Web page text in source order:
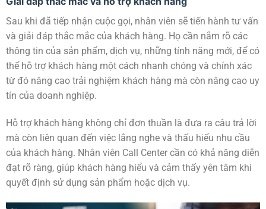
Sau khi đã tiếp nhận cuộc gọi, nhân viên sẽ tiến hành tư vấn
và giải đáp thắc mắc của khách hàng. Họ cần nắm rõ các
thông tin của sản phẩm, dịch vụ, những tính năng mới, để có
thể hỗ trợ khách hàng một cách nhanh chóng và chính xác
từ đó nâng cao trải nghiệm khách hàng mà còn nâng cao uy
tín của doanh nghiệp.
Hỗ trợ khách hàng không chỉ đơn thuần là đưa ra câu trả lời
mà còn liên quan đến việc lắng nghe và thấu hiểu nhu cầu
của khách hàng. Nhân viên Call Center cần có khả năng diễn
đạt rõ ràng, giúp khách hàng hiểu và cảm thấy yên tâm khi
quyết định sử dụng sản phẩm hoặc dịch vụ.